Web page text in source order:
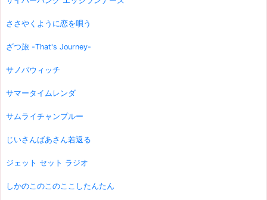
ささやくように恋を唄う
ざつ旅 -That's Journey-
サノバウィッチ
サマータイムレンダ
サムライチャンプルー
じいさんばあさん若返る
ジェット セット ラジオ
しかのこのこのここしたんたん